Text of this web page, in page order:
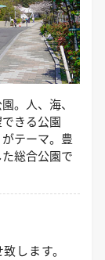
。人、海、
きる公園
テーマ。豊
総合公園で
します。